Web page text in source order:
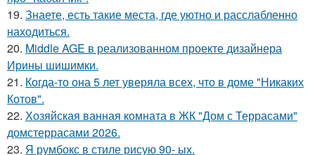
19. Знаете, есть такие места, где уютно и расслабленно
находиться.
20. Middle AGE в реализованном проекте дизайнера
Ирины шишимки.
21. Когда-то она 5 лет уверяла всех, что в доме "Никаких
Котов".
22. Хозяйская ванная комната в ЖК "Дом с Террасами"
домстеррасами 2026.
23. Я румбокс в стиле рисую 90- ых.